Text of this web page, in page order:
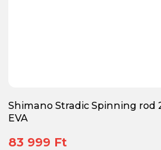
Shimano Stradic Spinning rod
EVA
83 999 Ft